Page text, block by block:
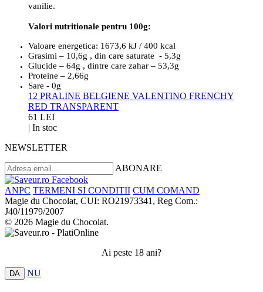
vanilie.
Valori nutritionale pentru 100g:
Valoare energetica: 1673,6 kJ / 400 kcal
Grasimi – 10,6g , din care saturate - 5,3g
Glucide – 64g , dintre care zahar – 53,3g
Proteine – 2,66g
Sare - 0g
12 PRALINE BELGIENE VALENTINO FRENCHY
RED TRANSPARENT
61 LEI
| In stoc
NEWSLETTER
ABONARE
ANPC TERMENI SI CONDITII CUM COMAND
Magie du Chocolat, CUI: RO21973341, Reg Com.:
J40/11979/2007
© 2026 Magie du Chocolat.
Ai peste 18 ani?
DA NU